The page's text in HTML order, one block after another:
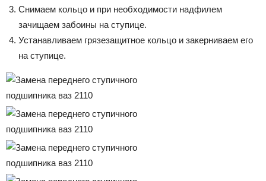
Снимаем кольцо и при необходимости надфилем
зачищаем забоины на ступице.
Устанавливаем грязезащитное кольцо и закерниваем его
на ступице.